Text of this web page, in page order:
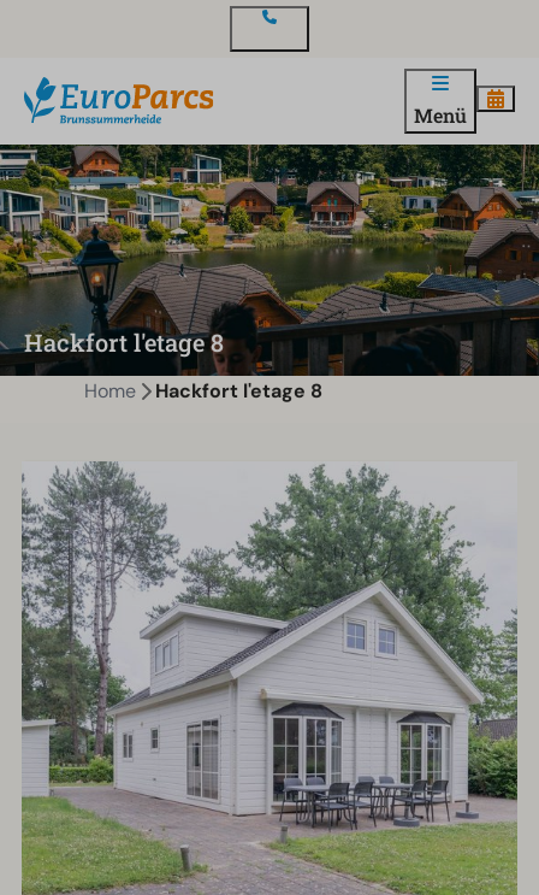
Menü
Hackfort l'etage 8
Home Hackfort l'etage 8